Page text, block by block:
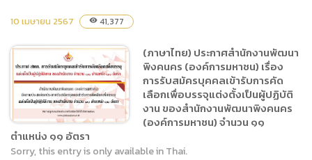
(ภาษาไทย) ประกาศสำนักงาน
พัฒนาพิงคนคร (องค์การ
มหาชน) เรื่อง แจ้งขยายระยะ
เวลาการรับสมัครบุคคลเข้ารับ
การคัดเลือกเพื่อบรรจุแต่งตั้ง
เป็นผู้ปฏิบัติงานของ
สำนักงานพัฒนาพิงคนคร
(องค์การมหาชน) จำนวน ๑๑
ตำแหน่ง ๑๑ อัตรา
10 เมษายน 2567 visibility 41,377
(ภาษาไทย) ประกาศสำนักงานพัฒนา
พิงคนคร (องค์การมหาชน) เรื่อง
การรับสมัครบุคคลเข้ารับการคัด
เลือกเพื่อบรรจุแต่งตั้งเป็นผู้ปฏิบัติ
งาน ของสำนักงานพัฒนาพิงคนคร
(องค์การมหาชน) จำนวน ๑๑
ตำแหน่ง ๑๑ อัตรา
Sorry, this entry is only available in Thai.